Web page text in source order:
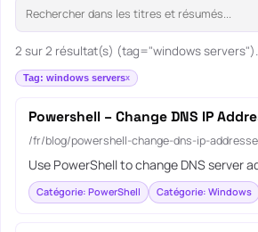
2 sur 2 résultat(s) (tag="windows servers").
Tag: windows servers
Powershell – Change DNS IP
/fr/blog/powershell-change-dns-ip-
Use PowerShell to change DNS server
Catégorie: PowerShell Catégorie: Windows